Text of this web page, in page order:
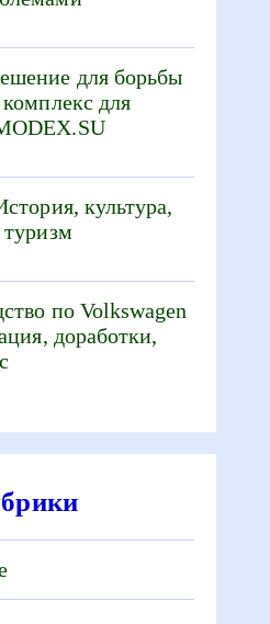
для борьбы
для
культура,
по Volkswagen
доработки,